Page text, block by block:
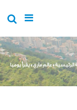
الرئيسية»عالم ماري»يقرأ يوميا